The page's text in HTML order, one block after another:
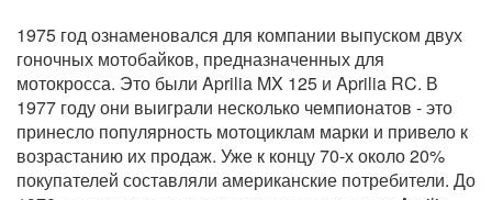
1975 год ознаменовался для компании выпуском двух
гоночных мотобайков, предназначенных для
мотокросса. Это были Aprilia MX 125 и Aprilia RC. В
1977 году они выиграли несколько чемпионатов - это
принесло популярность мотоциклам марки и привело к
возрастанию их продаж. Уже к концу 70-х около 20%
покупателей составляли американские потребители. До